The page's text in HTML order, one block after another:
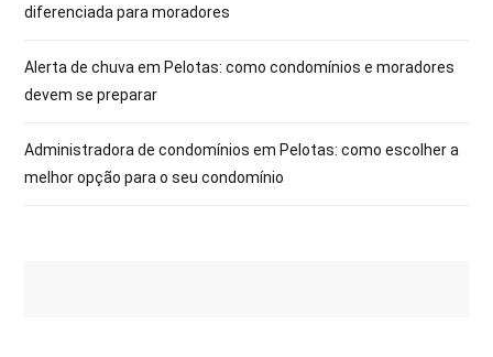
diferenciada para moradores
Alerta de chuva em Pelotas: como condomínios e moradores
devem se preparar
Administradora de condomínios em Pelotas: como escolher a
melhor opção para o seu condomínio